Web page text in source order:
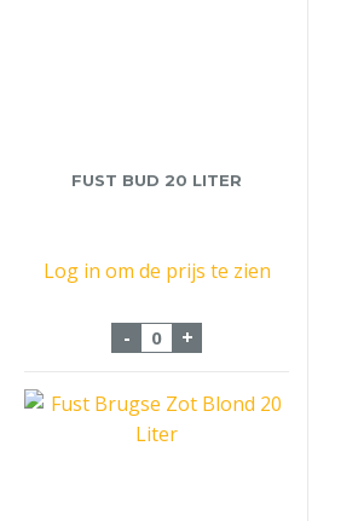
FUST BUD 20 LITER
Log in om de prijs te zien
- Fust Bud 20 Liter aantal
+